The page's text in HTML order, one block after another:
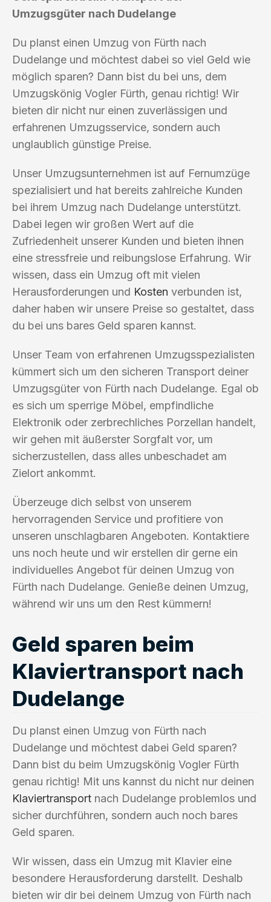
Umzugsgüter nach Dudelange
Du planst einen Umzug von Fürth nach
Dudelange und möchtest dabei so viel Geld wie
möglich sparen? Dann bist du bei uns, dem
Umzugskönig Vogler Fürth, genau richtig! Wir
bieten dir nicht nur einen zuverlässigen und
erfahrenen Umzugsservice, sondern auch
unglaublich günstige Preise.
Unser Umzugsunternehmen ist auf Fernumzüge
spezialisiert und hat bereits zahlreiche Kunden
bei ihrem Umzug nach Dudelange unterstützt.
Dabei legen wir großen Wert auf die
Zufriedenheit unserer Kunden und bieten ihnen
eine stressfreie und reibungslose Erfahrung. Wir
wissen, dass ein Umzug oft mit vielen
Herausforderungen und Kosten verbunden ist,
daher haben wir unsere Preise so gestaltet, dass
du bei uns bares Geld sparen kannst.
Unser Team von erfahrenen Umzugsspezialisten
kümmert sich um den sicheren Transport deiner
Umzugsgüter von Fürth nach Dudelange. Egal ob
es sich um sperrige Möbel, empfindliche
Elektronik oder zerbrechliches Porzellan handelt,
wir gehen mit äußerster Sorgfalt vor, um
sicherzustellen, dass alles unbeschadet am
Zielort ankommt.
Überzeuge dich selbst von unserem
hervorragenden Service und profitiere von
unseren unschlagbaren Angeboten. Kontaktiere
uns noch heute und wir erstellen dir gerne ein
individuelles Angebot für deinen Umzug von
Fürth nach Dudelange. Genieße deinen Umzug,
während wir uns um den Rest kümmern!
Geld sparen beim
Klaviertransport nach
Dudelange
Du planst einen Umzug von Fürth nach
Dudelange und möchtest dabei Geld sparen?
Dann bist du beim Umzugskönig Vogler Fürth
genau richtig! Mit uns kannst du nicht nur deinen
Klaviertransport nach Dudelange problemlos und
sicher durchführen, sondern auch noch bares
Geld sparen.
Wir wissen, dass ein Umzug mit Klavier eine
besondere Herausforderung darstellt. Deshalb
bieten wir dir bei deinem Umzug von Fürth nach